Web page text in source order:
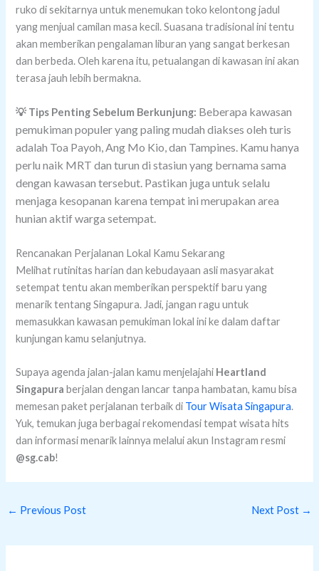
ruko di sekitarnya untuk menemukan toko kelontong jadul
yang menjual camilan masa kecil. Suasana tradisional ini tentu
akan memberikan pengalaman liburan yang sangat berkesan
dan berbeda. Oleh karena itu, petualangan di kawasan ini akan
terasa jauh lebih bermakna.
💡 Tips Penting Sebelum Berkunjung: Beberapa kawasan
pemukiman populer yang paling mudah diakses oleh turis
adalah Toa Payoh, Ang Mo Kio, dan Tampines. Kamu hanya
perlu naik MRT dan turun di stasiun yang bernama sama
dengan kawasan tersebut. Pastikan juga untuk selalu
menjaga kesopanan karena tempat ini merupakan area
hunian aktif warga setempat.
Rencanakan Perjalanan Lokal Kamu Sekarang
Melihat rutinitas harian dan kebudayaan asli masyarakat
setempat tentu akan memberikan perspektif baru yang
menarik tentang Singapura. Jadi, jangan ragu untuk
memasukkan kawasan pemukiman lokal ini ke dalam daftar
kunjungan kamu selanjutnya.
Supaya agenda jalan-jalan kamu menjelajahi Heartland
Singapura berjalan dengan lancar tanpa hambatan, kamu bisa
memesan paket perjalanan terbaik di Tour Wisata Singapura.
Yuk, temukan juga berbagai rekomendasi tempat wisata hits
dan informasi menarik lainnya melalui akun Instagram resmi
@sg.cab!
← Previous Post Next Post →